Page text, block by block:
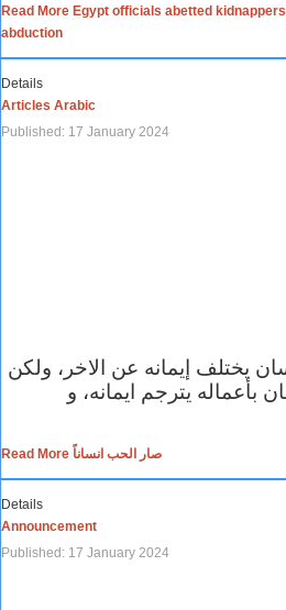
Read More Egypt officials abetted
abduction
Details
Articles Arabic
Published: 17 January 2024
يختلف إيمانه عن الاخر، ولكن
بأعماله يترجم ايمانه، و
Read More صار الحب انساناً
Details
Announcement
Published: 17 January 2024